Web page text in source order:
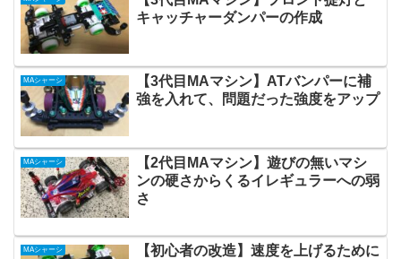
キャッチャーダンパーの作成
MAシャーシ
【3代目MAマシン】ATバンパーに補
強を入れて、問題だった強度をアップ
MAシャーシ
【2代目MAマシン】遊びの無いマシ
ンの硬さからくるイレギュラーへの弱
さ
MAシャーシ
【初心者の改造】速度を上げるために